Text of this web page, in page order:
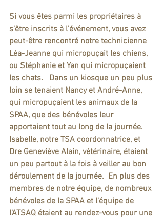
Si vous êtes parmi les propriétaires à
s'être inscrits à l'événement, vous avez
peut-être rencontré notre technicienne
Léa-Jeanne qui micropuçait les chiens,
ou Stéphanie et Yan qui micropuçaient
les chats.   Dans un kiosque un peu plus
loin se tenaient Nancy et André-Anne,
qui micropuçaient les animaux de la
SPAA, que des bénévoles leur
apportaient tout au long de la journée.
Isabelle, notre TSA coordonnatrice, et
Dre Geneviève Alain, vétérinaire, étaient
un peu partout à la fois à veiller au bon
déroulement de la journée.  En plus des
membres de notre équipe, de nombreux
bénévoles de la SPAA et l'équipe de
l'ATSAQ étaient au rendez-vous pour une